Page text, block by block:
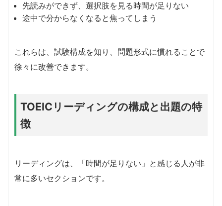
先読みができず、選択肢を見る時間が足りない
途中で分からなくなると焦ってしまう
これらは、試験構成を知り、問題形式に慣れることで
徐々に改善できます。
TOEICリーディングの構成と出題の特
徴
リーディングは、「時間が足りない」と感じる人が非
常に多いセクションです。